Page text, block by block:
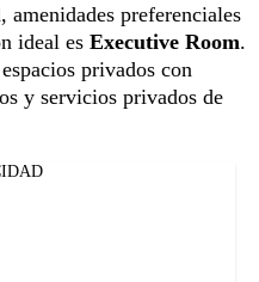
amenidades preferenciales
ideal es Executive Room.
privados con
y servicios privados de